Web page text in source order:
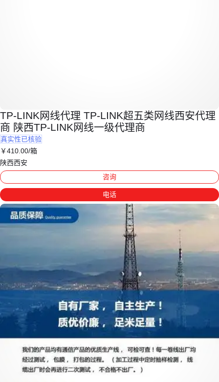
TP-LINK网线代理 TP-LINK超五类网线西安代理
商 陕西TP-LINK网线一级代理商
真实性已核验
￥410 .00/箱
陕西西安
咨询
电话